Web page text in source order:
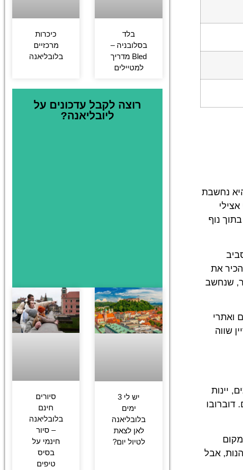
נחשבת
נוף
את
שנחשב
ואתרי
שווה
יינות
דוברובו
אבל
בלד
בסלובניה –
Bled מדריך
למטיילים
כיכרות
מרכזיים
בלובליאנה
רוצה לקבל עדכונים על
ליובליאנה?
יש לי 3
ימים
בלובליאנה
לאן לצאת
לטיול יום?
סיורים
חינם
בלובליאנה
– סיור
חינמי על
בסיס
טיפים